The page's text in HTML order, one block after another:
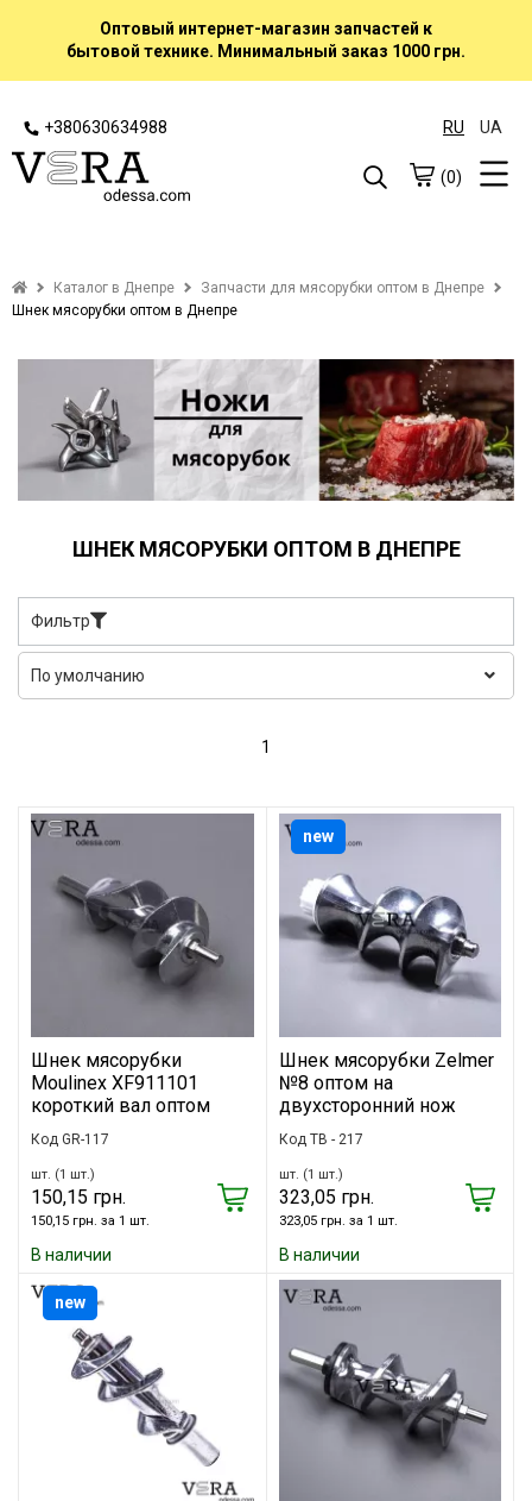
Оптовый интернет-магазин запчастей к
бытовой технике. Минимальный заказ 1000 грн.
+380630634988 RU UA
(0)
Каталог в Днепре
Запчасти для мясорубки оптом в Днепре
Шнек мясорубки оптом в Днепре
ШНЕК МЯСОРУБКИ ОПТОМ В ДНЕПРЕ
Фильтр
1
Шнек мясорубки
Moulinex XF911101
короткий вал оптом
Код GR-117
шт. (1 шт.)
150,15 грн.
150,15 грн. за 1 шт.
В наличии
Шнек мясорубки Zelmer
№8 оптом на
двухсторонний нож
Код TB - 217
шт. (1 шт.)
323,05 грн.
323,05 грн. за 1 шт.
В наличии
new
new